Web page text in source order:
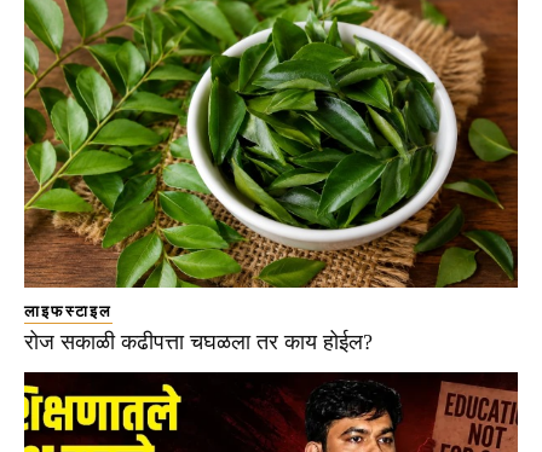
लाइफस्टाइल
रोज सकाळी कढीपत्ता चघळला तर काय होईल?